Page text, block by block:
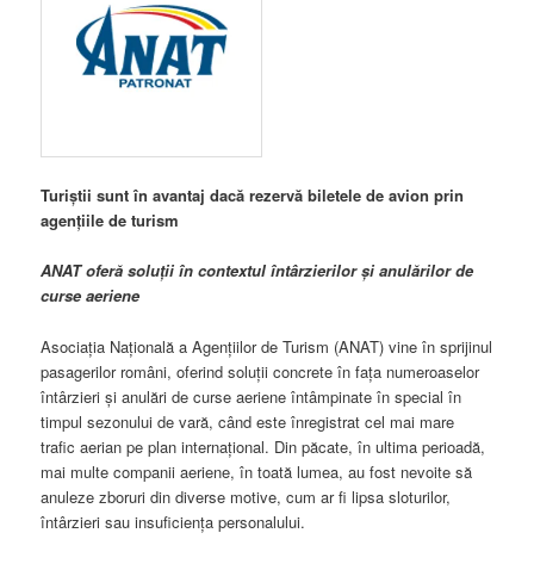
Turiștii sunt în avantaj dacă rezervă biletele de avion prin
agențiile de turism
ANAT oferă soluții în contextul întârzierilor și anulărilor de
curse aeriene
Asociația Națională a Agențiilor de Turism (ANAT) vine în sprijinul
pasagerilor români, oferind soluții concrete în fața numeroaselor
întârzieri și anulări de curse aeriene întâmpinate în special în
timpul sezonului de vară, când este înregistrat cel mai mare
trafic aerian pe plan internațional. Din păcate, în ultima perioadă,
mai multe companii aeriene, în toată lumea, au fost nevoite să
anuleze zboruri din diverse motive, cum ar fi lipsa sloturilor,
întârzieri sau insuficiența personalului.